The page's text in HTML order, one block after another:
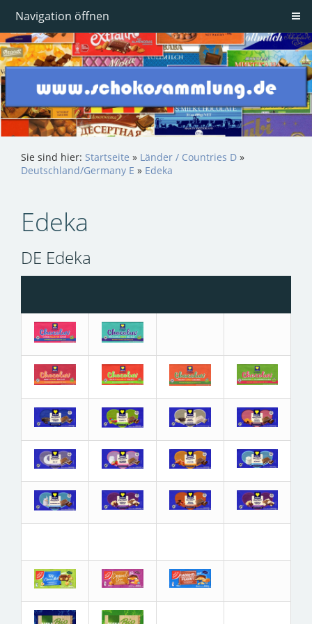
Navigation öffnen
Sie sind hier: Startseite » Länder / Countries D »
Deutschland/Germany E » Edeka
Edeka
DE Edeka